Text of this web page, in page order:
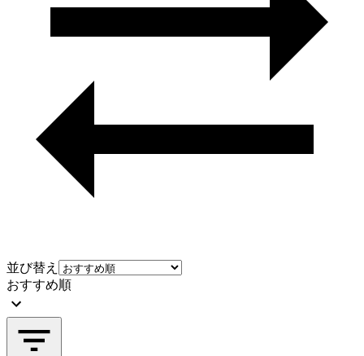
並び替え
おすすめ順